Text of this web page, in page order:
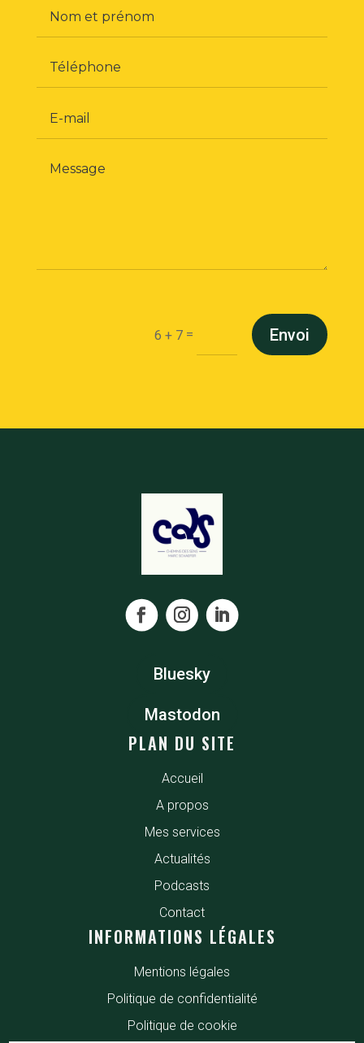
6 + 7 = Envoi
Bluesky
Mastodon
PLAN DU SITE
Accueil
A propos
Mes services
Actualités
Podcasts
Contact
INFORMATIONS LÉGALES
Mentions légales
Politique de confidentialité
Politique de cookie